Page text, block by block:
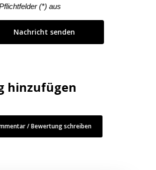
(*) aus
hinzufügen
/ Bewertung schreiben